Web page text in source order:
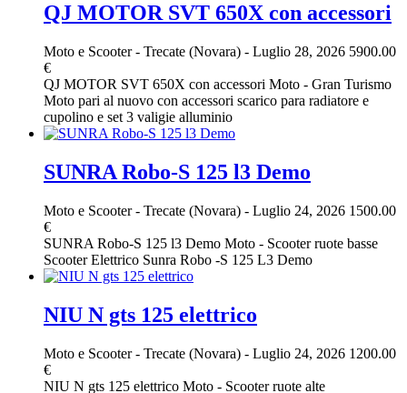
QJ MOTOR SVT 650X con accessori
Moto e Scooter- Trecate (Novara) - Luglio 28, 2026 5900.00
€
QJ MOTOR SVT 650X con accessori Moto - Gran Turismo
Moto pari al nuovo con accessori scarico para radiatore e
cupolino e set 3 valigie alluminio
SUNRA Robo-S 125 l3 Demo
Moto e Scooter- Trecate (Novara) - Luglio 24, 2026 1500.00
€
SUNRA Robo-S 125 l3 Demo Moto - Scooter ruote basse
Scooter Elettrico Sunra Robo -S 125 L3 Demo
NIU N gts 125 elettrico
Moto e Scooter- Trecate (Novara) - Luglio 24, 2026 1200.00
€
NIU N gts 125 elettrico Moto - Scooter ruote alte